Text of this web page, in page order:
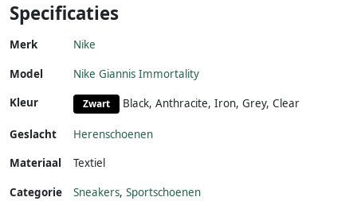
Specificaties
Merk Nike
Model
Nike Giannis Immortality
Kleur
Zwart Black, Anthracite, Iron, Grey, Clear
Geslacht
Herenschoenen
Materiaal
Textiel
Categorie Sneakers, Sportschoenen